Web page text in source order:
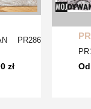
PR286
zł